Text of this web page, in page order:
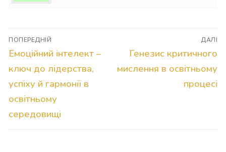
Навігація
записів
ПОПЕРЕДНІЙ
Попередній
запис:
Емоційний інтелект –
ключ до лідерства,
успіху й гармонії в
освітньому
середовищі
ДАЛІ
Наступний
запис:
Генезис критичного
мислення в освітньому
процесі